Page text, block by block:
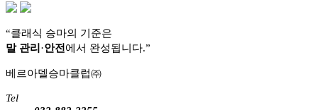
“클래식 승마의 기준은
말 관리·안전에서 완성됩니다.”
베르아델승마클럽㈜
Tel